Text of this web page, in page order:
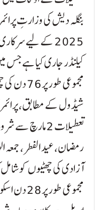
بنگلہ دیش کی وزارتِ
2025 کے لیے
کیلنڈر جاری کیا ہے جس
مجموعی
شیڈول کے مطابق،
تعطیلات 2
رمضان، عید الفطر، جمعہ
آزادی کی چھٹیوں کو